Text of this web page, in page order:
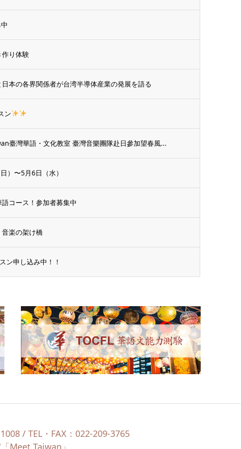
作り体験
本の各界関係者が台湾半導体産業の発展を語る
ン
臺灣華語・文化教室 臺灣音樂團隊赴日參加望春風...
）〜5月6日（水）
コース！参加者募集中
楽の架け橋
ン申し込み中！！
/ TEL・FAX：022-209-3765
Meet Taiwan」